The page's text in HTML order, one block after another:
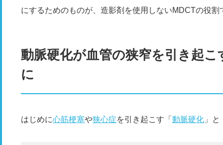
にするためのものが、造影剤を使用しないMDCTの役割
動脈硬化が血管の狭窄を引き起
に
はじめに心筋梗塞や狭心症を引き起こす「 動脈硬化 」